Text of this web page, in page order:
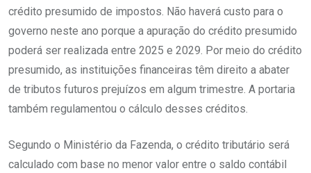
crédito presumido de impostos. Não haverá custo para o
governo neste ano porque a apuração do crédito presumido
poderá ser realizada entre 2025 e 2029. Por meio do crédito
presumido, as instituições financeiras têm direito a abater
de tributos futuros prejuízos em algum trimestre. A portaria
também regulamentou o cálculo desses créditos.
Segundo o Ministério da Fazenda, o crédito tributário será
calculado com base no menor valor entre o saldo contábil